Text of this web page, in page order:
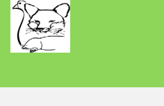
o